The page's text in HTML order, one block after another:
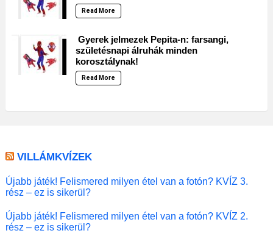
Read More
Gyerek jelmezek Pepita-n: farsangi,
születésnapi álruhák minden
korosztálynak!
Read More
VILLÁMKVÍZEK
Újabb játék! Felismered milyen étel van a fotón? KVÍZ 3.
rész – ez is sikerül?
Újabb játék! Felismered milyen étel van a fotón? KVÍZ 2.
rész – ez is sikerül?